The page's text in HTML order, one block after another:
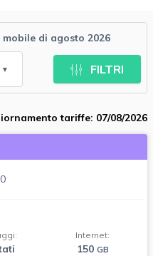
di agosto 2026
FILTRI
tariffe: 07/08/2026
Internet:
150 GB